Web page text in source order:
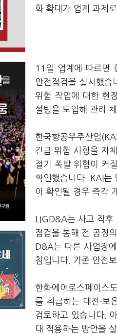
화 확대가 업계 과제
11일 업계에 따르면
안전점검을 실시했습
위험 작업에 대한 현
설팅을 도입해 관리
한국항공우주산업
긴급 위험 사항을 자
절기 폭발 위험이 커
확인했습니다. KAI는
이 확인될 경우 즉각
LIGD&A는 사고 직
점검을 통해 전 공정
D&A는 다른 사업장
침입니다. 기존 안전
한화에어로스페이스
를 취급하는 대전·보
검토하고 있습니다.
대 적용하는 방안을